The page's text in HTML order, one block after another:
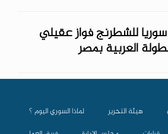
للشطرنج فواز عقيلي
العربية بمصر
هيئة التحرير
لماذا السوري اليوم ؟